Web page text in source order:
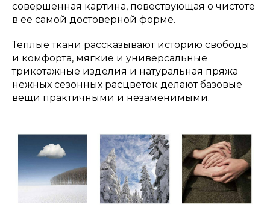
совершенная картина, повествующая о чистоте
в ее самой достоверной форме.
Теплые ткани рассказывают историю свободы
и комфорта, мягкие и универсальные
трикотажные изделия и натуральная пряжа
нежных сезонных расцветок делают базовые
вещи практичными и незаменимыми.